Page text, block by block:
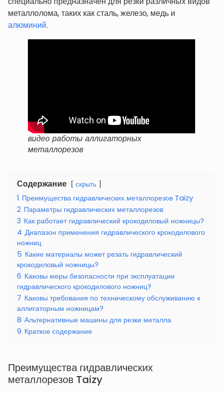
металлолома, таких как сталь, железо, медь и
алюминий.
видео работы аллигаторных
металлорезов
Содержание скрыть
1 Преимущества гидравлических металлорезов Taizy
2 Параметры гидравлических металлорезов
3 Как работает гидравлический крокодиловый ножницы?
4 Диапазон применения гидравлического крокодилового
ножниц
5 Какие материалы может резать гидравлический
крокодиловый ножницы?
6 Каковы меры безопасности при эксплуатации
гидравлического крокодилового ножниц?
7 Каковы требования по техническому обслуживанию к
аллигаторным ножницам?
8 Альтернативные машины для резки металла
9 Краткое содержание
Преимущества гидравлических
металлорезов Taizy